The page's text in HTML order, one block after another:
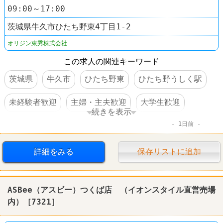
09:00～17:00
茨城県牛久市ひたち野東4丁目1-2
オリジン東秀株式会社
この求人の関連キーワード
茨城県
牛久市 ひたち野東 ひたち野うしく駅
未経験者歓迎 主婦・主夫歓迎 大学生歓迎
食事補助あり
車・バイク通勤可
続きを表示
1日前
詳細をみる 保存リストに追加
ASBee（アスビー）つくば店 （イオンスタイル直営売場
内）［7321］